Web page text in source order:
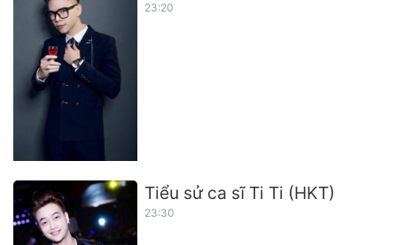
23:20
Tiểu sử ca sĩ Ti Ti (HKT)
23:30